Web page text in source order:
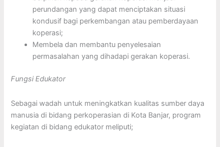
perundangan yang dapat menciptakan situasi
kondusif bagi perkembangan atau pemberdayaan
koperasi;
Membela dan membantu penyelesaian
permasalahan yang dihadapi gerakan koperasi.
Fungsi Edukator
Sebagai wadah untuk meningkatkan kualitas sumber daya
manusia di bidang perkoperasian di Kota Banjar, program
kegiatan di bidang edukator meliputi;